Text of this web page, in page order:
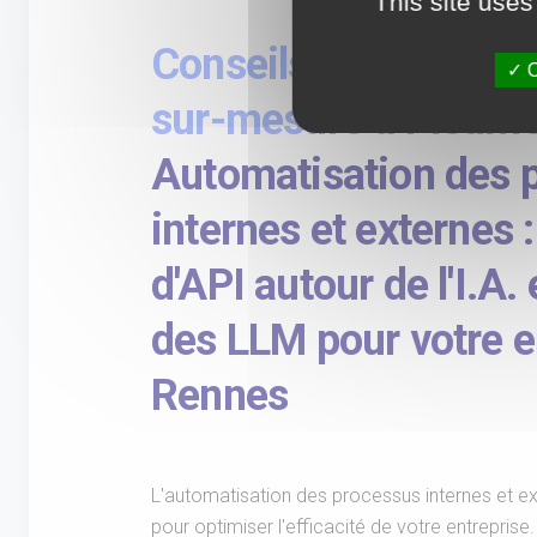
Conseils et
sur-mesure à
Automatisation des
internes et externes
d'API autour de
des LLM pour votre
Rennes
L'automatisation des processus internes et
pour optimiser l'efficacité de votre